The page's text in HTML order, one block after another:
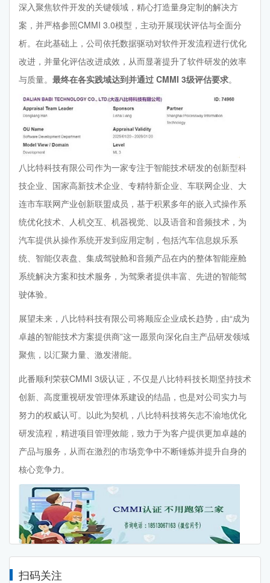
深入聚焦软件开发的关键领域，精心打造量身定制的解决方
案，并严格参照CMMI 3.0模型，主动开展现状评估与全面分
析。在此基础上，公司依托数据驱动对软件开发流程进行优化
改进，并量化评估改进成效，从而显著提升了软件研发的效率
与质量。 最终在各实践域达到并通过 CMMI 3级评估要求。
八比特科技有限公司作为一家专注于智能技术研发的创新型科
技企业、国家高新技术企业、专精特新企业、车联网企业、大
连市车联网产业创新联盟成员，基于积累多年的嵌入式操作系
统优化技术、人机交互、机器视觉、以及语音和音频技术，为
汽车提供从操作系统开发到应用定制，包括汽车信息娱乐系
统、智能仪表盘、集成驾驶舱和音频产品在内的整体智能座舱
系统解决方案和技术服务，为驾乘者提供丰富、先进的智能驾
驶体验。
展望未来，八比特科技有限公司将顺应企业成长趋势，由“成为
卓越的智能技术方案提供商”这一愿景向深化自主产品研发领域
聚焦，以汇聚力量、激发潜能。
此番顺利荣获CMMI 3级认证，不仅是八比特科技长期坚持技术
创新、高度重视研发管理体系建设的结晶，也是对公司实力与
努力的权威认可。以此为契机，八比特科技将矢志不渝地优化
研发流程，精进项目管理效能，致力于为客户提供更加卓越的
产品与服务，从而在激烈的市场竞争中不断锤炼并提升自身的
核心竞争力。
扫码关注